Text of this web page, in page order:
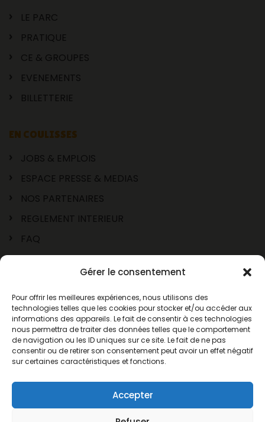
Gérer le consentement
Pour offrir les meilleures expériences, nous utilisons des
technologies telles que les cookies pour stocker et/ou accéder aux
informations des appareils. Le fait de consentir à ces technologies
nous permettra de traiter des données telles que le comportement
de navigation ou les ID uniques sur ce site. Le fait de ne pas
consentir ou de retirer son consentement peut avoir un effet négatif
sur certaines caractéristiques et fonctions.
Accepter
LE PARC
PRATIQUE
CE & GROUPES
EVENEMENTS
BILLETTERIE
EN COULISSES
JOBS & EMPLOIS
ESPACE PRESSE & MEDIAS
NOS PARTENAIRES
REGLEMENT INTERIEUR
FAQ
© 2026 AnimaParc® Occitanie
Mentions légales
C.G.V.